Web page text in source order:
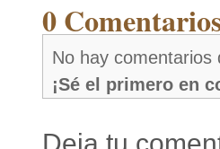
0
No hay comentarios
¡Sé el primero en
Deja tu